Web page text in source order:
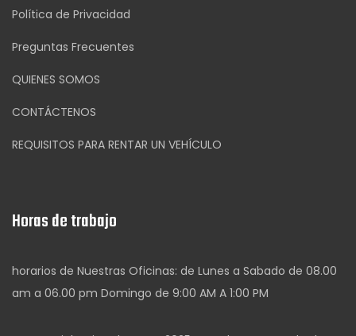
Política de Privacidad
Preguntas Frecuentes
QUIENES SOMOS
CONTÁCTENOS
REQUISITOS PARA RENTAR UN VEHÍCULO
Horas de trabajo
horarios de Nuestras Oficinas: de Lunes a Sabado de 08.00
am a 06.00 pm Domingo de 9:00 AM A 1:00 PM